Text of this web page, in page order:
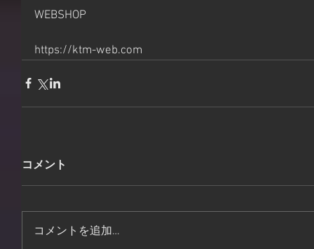
WEBSHOP
https://ktm-web.com
コメント
コメントを追加…